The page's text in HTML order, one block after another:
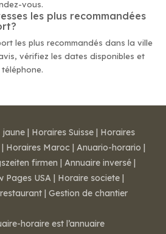
vous.
les plus recommandées
les plus recommandés dans la ville
vérifiez les dates disponibles et
jaune | Horaires Suisse | Horaires
| Horaires Maroc | Anuario-horario |
firmen | Annuaire inversé |
Pages USA | Horaire societe |
| Gestion de chantier
horaire est l’annuaire